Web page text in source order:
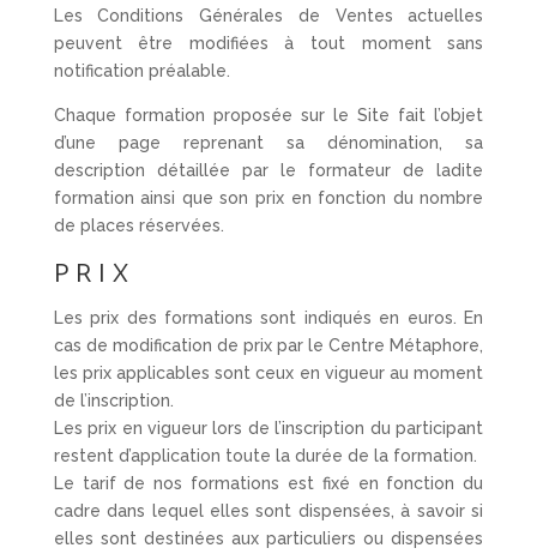
Les Conditions Générales de Ventes actuelles
peuvent être modifiées à tout moment sans
notification préalable.
Chaque formation proposée sur le Site fait l’objet
d’une page reprenant sa dénomination, sa
description détaillée par le formateur de ladite
formation ainsi que son prix en fonction du nombre
de places réservées.
PRIX
Les prix des formations sont indiqués en euros. En
cas de modification de prix par le Centre Métaphore,
les prix applicables sont ceux en vigueur au moment
de l’inscription.
Les prix en vigueur lors de l’inscription du participant
restent d’application toute la durée de la formation.
Le tarif de nos formations est fixé en fonction du
cadre dans lequel elles sont dispensées, à savoir si
elles sont destinées aux particuliers ou dispensées